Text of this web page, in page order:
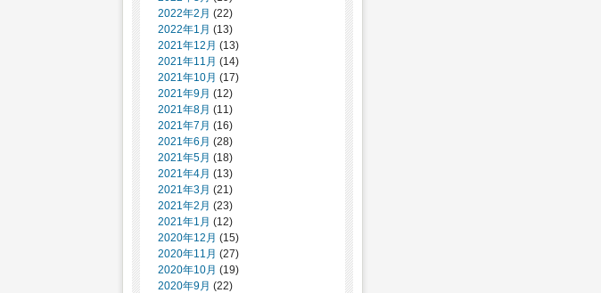
2022年2月 (22)
2022年1月 (13)
2021年12月 (13)
2021年11月 (14)
2021年10月 (17)
2021年9月 (12)
2021年8月 (11)
2021年7月 (16)
2021年6月 (28)
2021年5月 (18)
2021年4月 (13)
2021年3月 (21)
2021年2月 (23)
2021年1月 (12)
2020年12月 (15)
2020年11月 (27)
2020年10月 (19)
2020年9月 (22)